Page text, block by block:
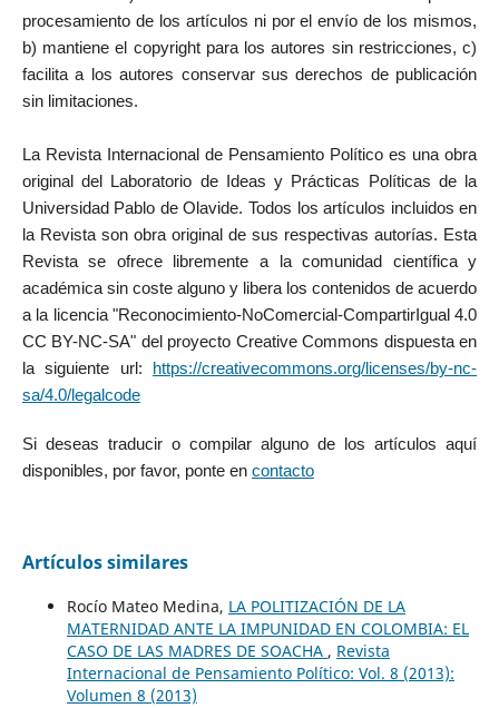
procesamiento de los artículos ni por el envío de los mismos,
b) mantiene el copyright para los autores sin restricciones, c)
facilita a los autores conservar sus derechos de publicación
sin limitaciones.
La Revista Internacional de Pensamiento Político es una obra
original del Laboratorio de Ideas y Prácticas Políticas de la
Universidad Pablo de Olavide. Todos los artículos incluidos en
la Revista son obra original de sus respectivas autorías. Esta
Revista se ofrece libremente a la comunidad científica y
académica sin coste alguno y libera los contenidos de acuerdo
a la licencia "Reconocimiento-NoComercial-CompartirIgual 4.0
CC BY-NC-SA" del proyecto Creative Commons dispuesta en
la siguiente url:
https://creativecommons.org/licenses/by-nc-
sa/4.0/legalcode
Si deseas traducir o compilar alguno de los artículos aquí
disponibles, por favor, ponte en contacto
Artículos similares
Rocío Mateo Medina, LA POLITIZACIÓN DE LA
MATERNIDAD ANTE LA IMPUNIDAD EN COLOMBIA: EL
CASO DE LAS MADRES DE SOACHA , Revista
Internacional de Pensamiento Político: Vol. 8 (2013):
Volumen 8 (2013)